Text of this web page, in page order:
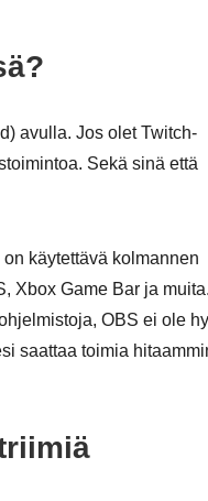
avulla. Jos olet Twitch-
Sekä sinä että
käytettävä kolmannen
Xbox Game Bar ja muita.
OBS ei ole
saattaa toimia